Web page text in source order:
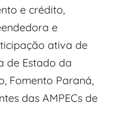
e crédito,
e
ativa de
de Estado da
Fomento Paraná,
das AMPECs de